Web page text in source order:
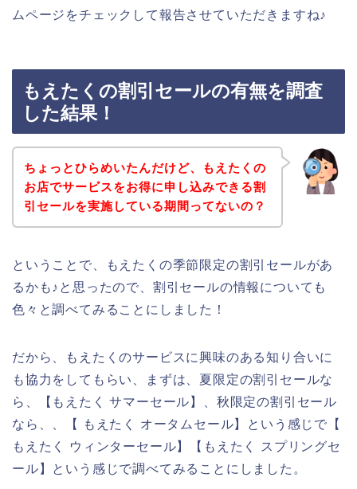
ムページをチェックして報告させていただきますね♪
もえたくの割引セールの有無を調査
した結果！
ちょっとひらめいたんだけど、もえたくの
お店でサービスをお得に申し込みできる割
引セールを実施している期間ってないの？
ということで、もえたくの季節限定の割引セールがあ
るかも♪と思ったので、割引セールの情報についても
色々と調べてみることにしました！
だから、もえたくのサービスに興味のある知り合いに
も協力をしてもらい、まずは、夏限定の割引セールな
ら、【もえたく サマーセール】、秋限定の割引セール
なら、、【 もえたく オータムセール】という感じで【
もえたく ウィンターセール】【もえたく スプリングセ
ール】という感じで調べてみることにしました。